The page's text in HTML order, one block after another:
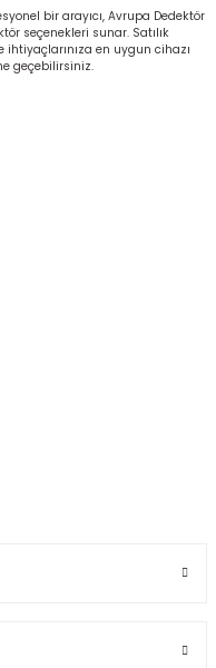
bir arayıcı, Avrupa Dedektör
seçenekleri sunar. Satılık
en uygun cihazı
geçebilirsiniz.